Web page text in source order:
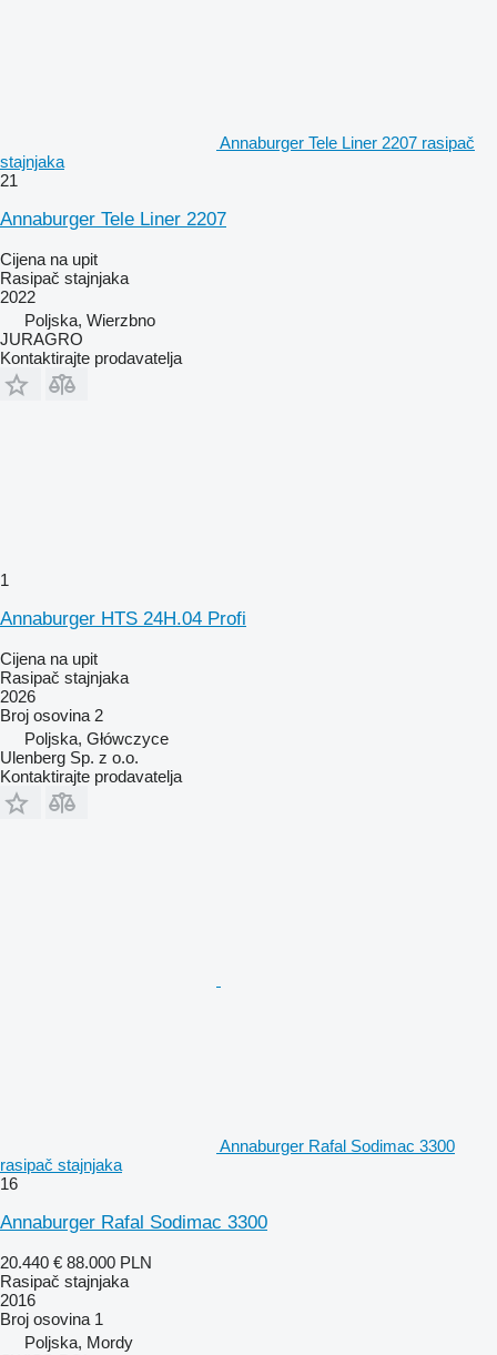
Annaburger Tele Liner 2207 rasipač
stajnjaka
21
Annaburger Tele Liner 2207
Cijena na upit
Rasipač stajnjaka
2022
Poljska, Wierzbno
JURAGRO
Kontaktirajte prodavatelja
1
Annaburger HTS 24H.04 Profi
Cijena na upit
Rasipač stajnjaka
2026
Broj osovina 2
Poljska, Główczyce
Ulenberg Sp. z o.o.
Kontaktirajte prodavatelja
Annaburger Rafal Sodimac 3300
rasipač stajnjaka
16
Annaburger Rafal Sodimac 3300
20.440 € 88.000 PLN
Rasipač stajnjaka
2016
Broj osovina 1
Poljska, Mordy